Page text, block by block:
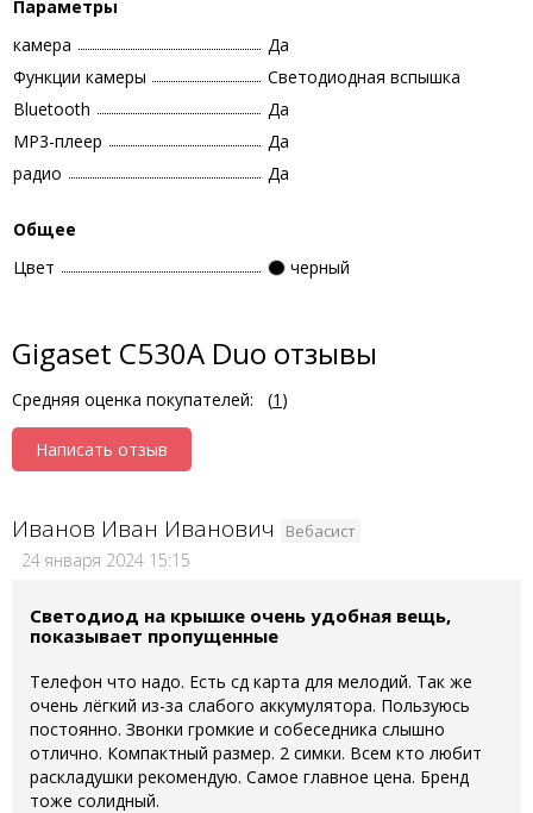
Параметры
камера
Да
Функции камеры
Светодиодная вспышка
Bluetooth
Да
MP3-плеер
Да
радио
Да
Общее
Цвет
черный
Gigaset C530A Duo отзывы
Средняя оценка покупателей: (1 )
Написать отзыв
Иванов Иван Иванович Вебасист
24 января 2024 15:15
Светодиод на крышке очень удобная вещь,
показывает пропущенные
Телефон что надо. Есть сд карта для мелодий. Так же
очень лёгкий из-за слабого аккумулятора. Пользуюсь
постоянно. Звонки громкие и собеседника слышно
отлично. Компактный размер. 2 симки. Всем кто любит
раскладушки рекомендую. Самое главное цена. Бренд
тоже солидный.